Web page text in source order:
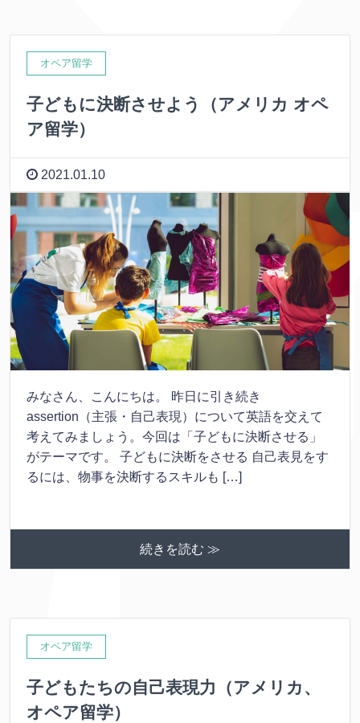
オペア留学
子どもに決断させよう（アメリカ オペ
ア留学）
2021.01.10
みなさん、こんにちは。 昨日に引き続き
assertion（主張・自己表現）について英語を交えて
考えてみましょう。今回は「子どもに決断させる」
がテーマです。 子どもに決断をさせる 自己表見をす
るには、物事を決断するスキルも […]
続きを読む ≫
オペア留学
子どもたちの自己表現力（アメリカ、
オペア留学）